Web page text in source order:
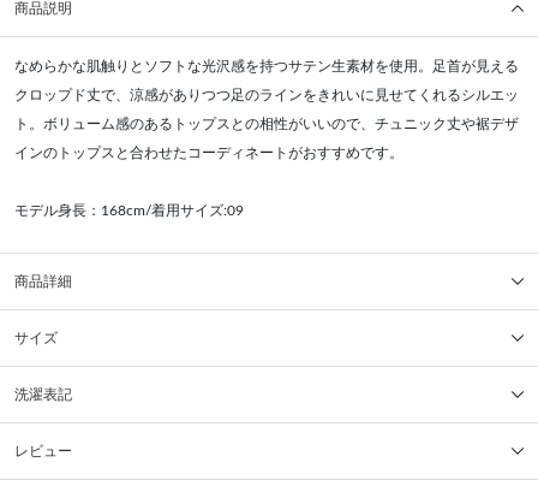
商品説明
なめらかな肌触りとソフトな光沢感を持つサテン生素材を使用。足首が見える
クロップド丈で、涼感がありつつ足のラインをきれいに見せてくれるシルエッ
ト。ボリューム感のあるトップスとの相性がいいので、チュニック丈や裾デザ
インのトップスと合わせたコーディネートがおすすめです。
モデル身長：168cm/着用サイズ:09
商品詳細
サイズ
洗濯表記
レビュー